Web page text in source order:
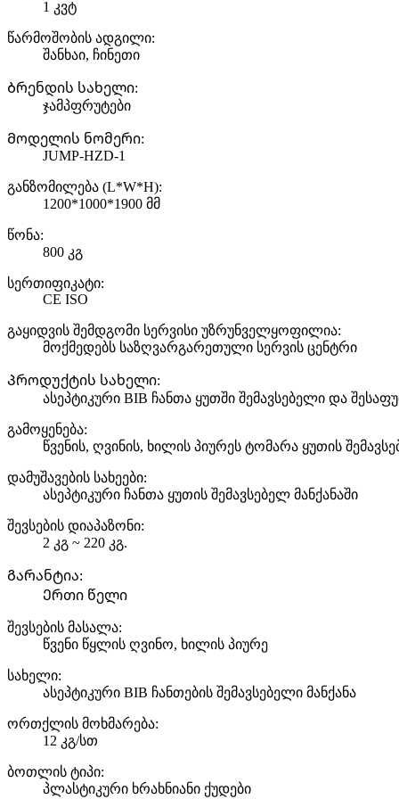
1 კვტ
წარმოშობის ადგილი:
შანხაი, ჩინეთი
Ბრენდის სახელი:
ჯამპფრუტები
Მოდელის ნომერი:
JUMP-HZD-1
განზომილება (L*W*H):
1200*1000*1900 მმ
წონა:
800 კგ
სერთიფიკატი:
CE ISO
გაყიდვის შემდგომი სერვისი უზრუნველყოფილია:
მოქმედებს საზღვარგარეთული სერვის ცენტრი
Პროდუქტის სახელი:
ასეპტიკური BIB ჩანთა ყუთში შემავსებელი და
გამოყენება:
წვენის, ღვინის, ხილის პიურეს ტომარა ყუთის
დამუშავების სახეები:
ასეპტიკური ჩანთა ყუთის შემავსებელ მანქანაში
შევსების დიაპაზონი:
2 კგ ~ 220 კგ.
Გარანტია:
Ერთი წელი
შევსების მასალა:
წვენი წყლის ღვინო, ხილის პიურე
სახელი:
ასეპტიკური BIB ჩანთების შემავსებელი მანქანა
ორთქლის მოხმარება:
12 კგ/სთ
ბოთლის ტიპი:
პლასტიკური ხრახნიანი ქუდები